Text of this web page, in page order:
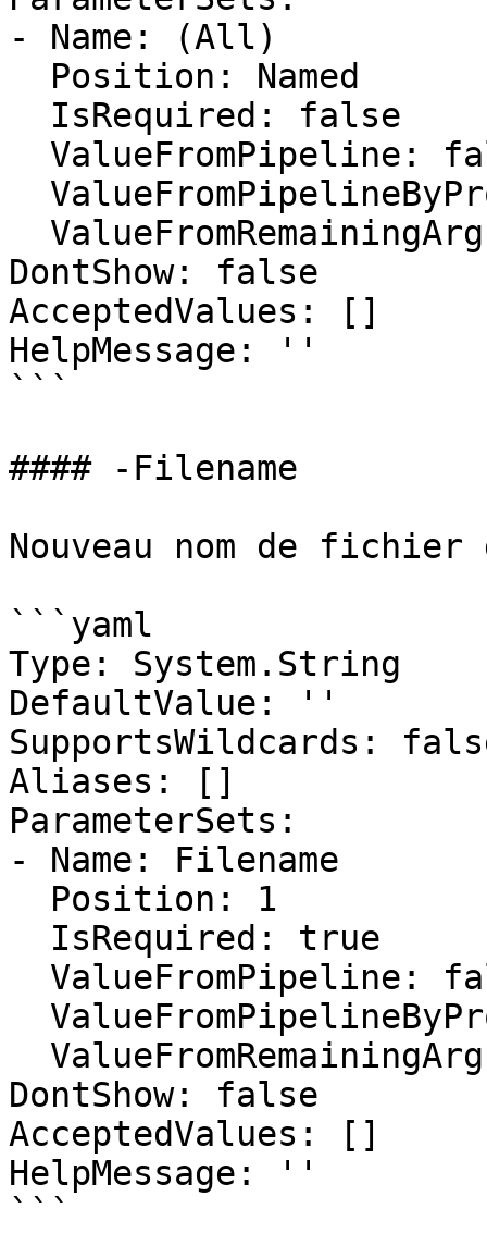
- Name: (All)
DontShow: false
AcceptedValues: []
HelpMessage: ''
```
#### -Filename
Nouveau nom de fichier
```yaml
Type: System.String
DefaultValue: ''
SupportsWildcards:
Aliases: []
ParameterSets:
- Name: Filename
DontShow: false
AcceptedValues: []
HelpMessage: ''
```